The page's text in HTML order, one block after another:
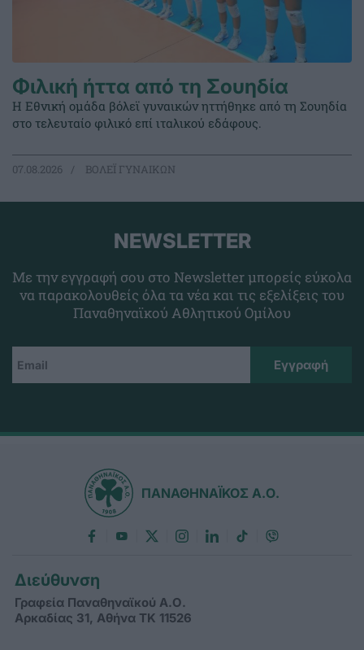
Φιλική ήττα από τη Σουηδία
Η Εθνική ομάδα βόλεϊ γυναικών ηττήθηκε από τη Σουηδία
στο τελευταίο φιλικό επί ιταλικού εδάφους.
07.08.2026 ΒΟΛΕΪ ΓΥΝΑΙΚΩΝ
NEWSLETTER
Με την εγγραφή σου στο Newsletter μπορείς εύκολα
να παρακολουθείς όλα τα νέα και τις εξελίξεις του
Παναθηναϊκού Αθλητικού Ομίλου
ΠΑΝΑΘΗΝΑΪΚΟΣ Α.Ο.
Διεύθυνση
Γραφεία Παναθηναϊκού Α.Ο.
Αρκαδίας 31, Αθήνα ΤΚ 11526